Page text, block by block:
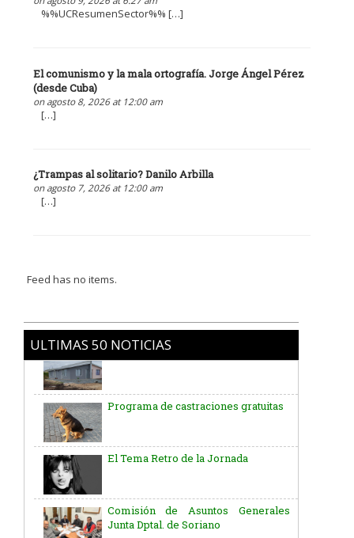
%%UCResumenSector%% […]
El comunismo y la mala ortografía. Jorge Ángel Pérez
(desde Cuba)
on agosto 8, 2026 at 12:00 am
[…]
¿Trampas al solitario? Danilo Arbilla
on agosto 7, 2026 at 12:00 am
[…]
Feed has no items.
ULTIMAS 50 NOTICIAS
Aniversario del Natalicio del Gral.